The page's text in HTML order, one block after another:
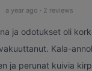
a year ago · 2 reviews
ja odotukset oli
Kala-
ja perunat kuivia